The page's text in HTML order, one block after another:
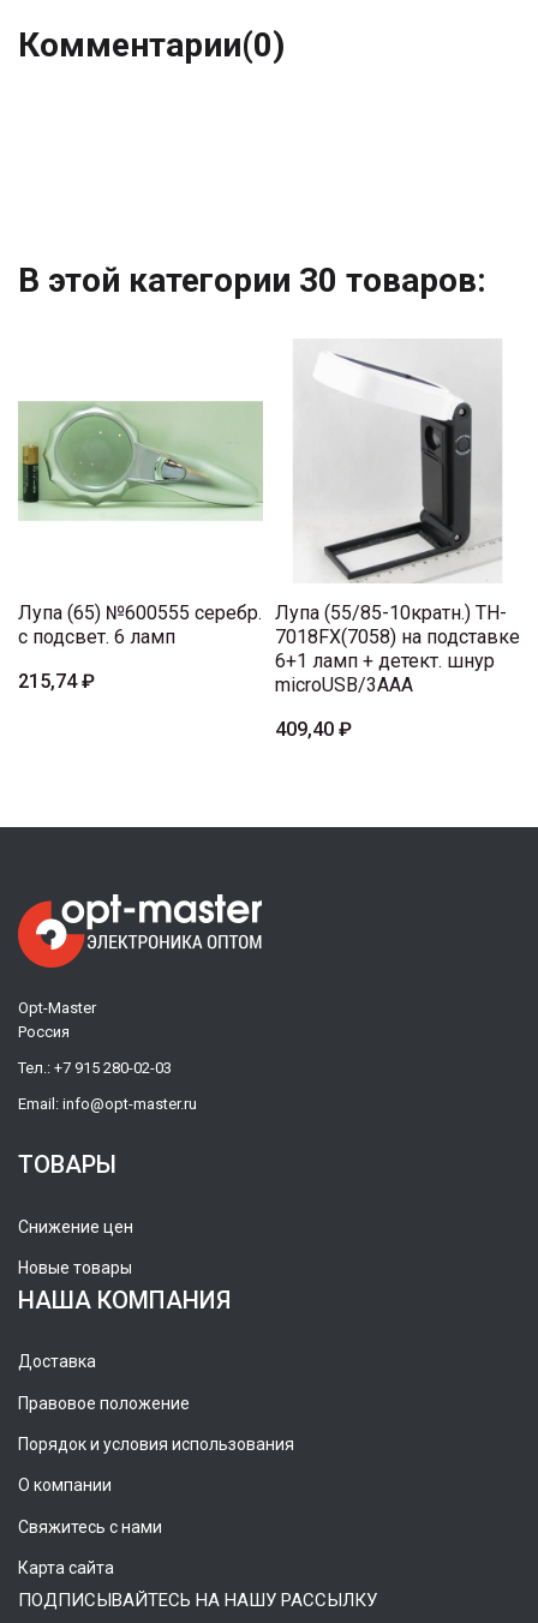
Комментарии(0)
В этой категории 30 товаров:
Лупа (65) №600555 серебр.
с подсвет. 6 ламп
215,74 ₽
Лупа (55/85-10кратн.) TH-
7018FX(7058) на подставке
6+1 ламп + детект. шнур
microUSB/3AAA
409,40 ₽
Opt-Master
Россия
Тел.: +7 915 280-02-03
Email: info@opt-master.ru
ТОВАРЫ
Снижение цен
Новые товары
НАША КОМПАНИЯ
Доставка
Правовое положение
Порядок и условия использования
О компании
Свяжитесь с нами
Карта сайта
ПОДПИСЫВАЙТЕСЬ НА НАШУ РАССЫЛКУ